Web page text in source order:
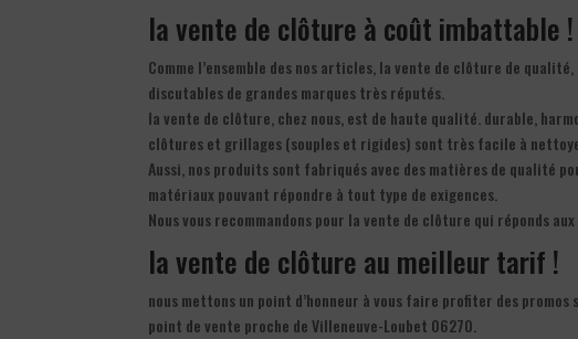
la vente de clôture à coût imbattable !
Comme l’ensemble des nos articles, la vente de clôture de
discutables de grandes marques très réputés.
la vente de clôture, chez nous, est de haute qualité. durable,
clôtures et grillages (souples et rigides) sont très facile à
Aussi, nos produits sont fabriqués avec des matières de qualité
matériaux pouvant répondre à tout type de exigences.
Nous vous recommandons pour la vente de clôture qui réponds
la vente de clôture au meilleur tarif !
nous mettons un point d’honneur à vous faire profiter des
point de vente proche de Villeneuve-Loubet 06270.